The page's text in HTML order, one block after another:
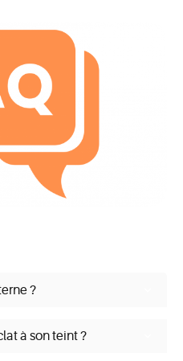
?
les cellules
à son teint ?